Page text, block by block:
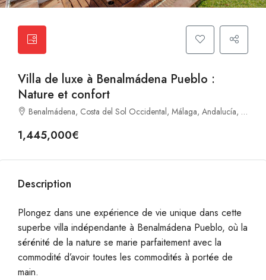
Villa de luxe à Benalmádena Pueblo :
Nature et confort
Benalmádena, Costa del Sol Occidental, Málaga, Andalucía, España, Benalmadena, Andalousie, Espagne
1,445,000€
Description
Plongez dans une expérience de vie unique dans cette
superbe villa indépendante à Benalmádena Pueblo, où la
sérénité de la nature se marie parfaitement avec la
commodité d’avoir toutes les commodités à portée de
main.